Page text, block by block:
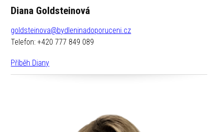
Diana Goldsteinová
goldsteinova@bydleninadoporuceni.cz
Telefon: +420 777 849 089
Příběh Diany